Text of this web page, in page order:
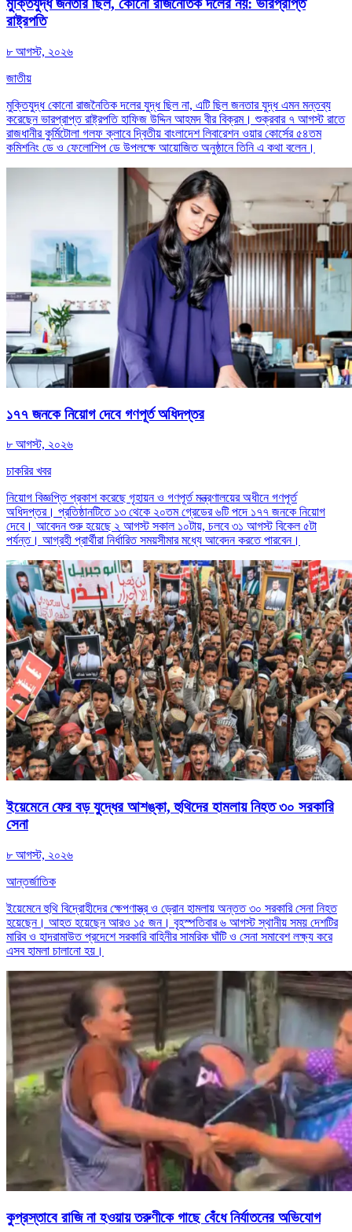
মুক্তিযুদ্ধ জনতার ছিল, কোনো রাজনৈতিক দলের নয়: ভারপ্রাপ্ত
রাষ্ট্রপতি
৮ আগস্ট, ২০২৬
জাতীয়
মুক্তিযুদ্ধ কোনো রাজনৈতিক দলের যুদ্ধ ছিল না, এটি ছিল জনতার যুদ্ধ এমন মন্তব্য
করেছেন ভারপ্রাপ্ত রাষ্ট্রপতি হাফিজ উদ্দিন আহমদ বীর বিক্রম। শুক্রবার ৭ আগস্ট রাতে
রাজধানীর কুর্মিটোলা গলফ ক্লাবে দ্বিতীয় বাংলাদেশ লিবারেশন ওয়ার কোর্সের ৫৪তম
কমিশনিং ডে ও ফেলোশিপ ডে উপলক্ষে আয়োজিত অনুষ্ঠানে তিনি এ কথা বলেন।
১৭৭ জনকে নিয়োগ দেবে গণপূর্ত অধিদপ্তর
৮ আগস্ট, ২০২৬
চাকরির খবর
নিয়োগ বিজ্ঞপ্তি প্রকাশ করেছে গৃহায়ন ও গণপূর্ত মন্ত্রণালয়ের অধীনে গণপূর্ত
অধিদপ্তর। প্রতিষ্ঠানটিতে ১৩ থেকে ২০তম গ্রেডের ৬টি পদে ১৭৭ জনকে নিয়োগ
দেবে। আবেদন শুরু হয়েছে ২ আগস্ট সকাল ১০টায়, চলবে ৩১ আগস্ট বিকেল ৫টা
পর্যন্ত। আগ্রহী প্রার্থীরা নির্ধারিত সময়সীমার মধ্যে আবেদন করতে পারবেন।
ইয়েমেনে ফের বড় যুদ্ধের আশঙ্কা, হুথিদের হামলায় নিহত ৩০ সরকারি
সেনা
৮ আগস্ট, ২০২৬
আন্তর্জাতিক
ইয়েমেনে হুথি বিদ্রোহীদের ক্ষেপণাস্ত্র ও ড্রোন হামলায় অন্তত ৩০ সরকারি সেনা নিহত
হয়েছেন। আহত হয়েছেন আরও ১৫ জন। বৃহস্পতিবার ৬ আগস্ট স্থানীয় সময় দেশটির
মারিব ও হাদরামাউত প্রদেশে সরকারি বাহিনীর সামরিক ঘাঁটি ও সেনা সমাবেশ লক্ষ্য করে
এসব হামলা চালানো হয়।
কুপ্রস্তাবে রাজি না হওয়ায় তরুণীকে গাছে বেঁধে নির্যাতনের অভিযোগ